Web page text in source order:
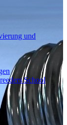
und
School